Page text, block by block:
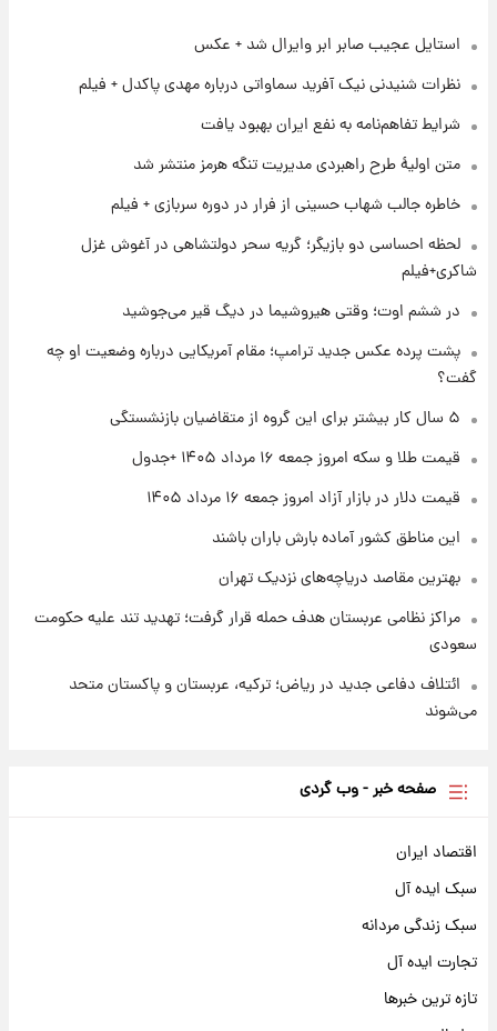
۱ روز پیش
شد؛ تیکدری، محبی و سرگیف با اعداد ویژه
جزئیات فعال‌سازی «کیف پول ایران» اعلام
شد+فیلم
۱ روز پیش
امروز پنجشنبه ۱۵ مرداد ۱۴۰۵ +جدول
۱ روز پیش
۱ روز پیش
شد
استایل عجیب صابر ابر وایرال شد + عکس
نظرات شنیدنی نیک آفرید سماواتی درباره مهدی پاکدل + فیلم
شرایط تفاهم‌نامه به نفع ایران بهبود یافت
متن اولیۀ طرح راهبردی مدیریت تنگه هرمز منتشر شد
خاطره جالب شهاب حسینی از فرار در دوره سربازی + فیلم
لحظه احساسی دو بازیگر؛ گریه سحر دولتشاهی در آغوش غزل
شاکری+فیلم
در ششم اوت؛ وقتی هیروشیما در دیگ قیر می‌جوشید
پشت پرده عکس جدید ترامپ؛ مقام آمریکایی درباره وضعیت او چه
گفت؟
۵ سال کار بیشتر برای این گروه از متقاضیان بازنشستگی
قیمت طلا و سکه امروز جمعه ۱۶ مرداد ۱۴۰۵ +جدول
قیمت دلار در بازار آزاد امروز جمعه ۱۶ مرداد ۱۴۰۵
این مناطق کشور آماده بارش باران باشند
بهترین مقاصد دریاچه‌های نزدیک تهران
مراکز نظامی عربستان هدف حمله قرار گرفت؛ تهدید تند علیه حکومت
سعودی
ائتلاف دفاعی جدید در ریاض؛ ترکیه، عربستان و پاکستان متحد
می‌شوند
صفحه خبر - وب گردی
اقتصاد ایران
سبک ایده آل
سبک زندگی مردانه
تجارت ایده آل
تازه ترین خبرها